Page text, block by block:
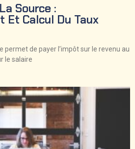
Source :
Et Calcul Du Taux
permet de payer l’impôt sur le revenu au
le salaire